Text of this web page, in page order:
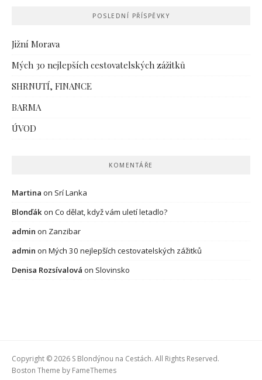
POSLEDNÍ PŘÍSPĚVKY
Jižní Morava
Mých 30 nejlepších cestovatelských zážitků
SHRNUTÍ, FINANCE
BARMA
ÚVOD
KOMENTÁŘE
Martina on Srí Lanka
Blonďákon Co dělat, když vám uletí letadlo?
admin on Zanzibar
admin on Mých 30 nejlepších cestovatelských zážitků
Denisa Rozsívalová on Slovinsko
Copyright © 2026 S Blondýnou na Cestách. All Rights Reserved.
Boston Theme by FameThemes